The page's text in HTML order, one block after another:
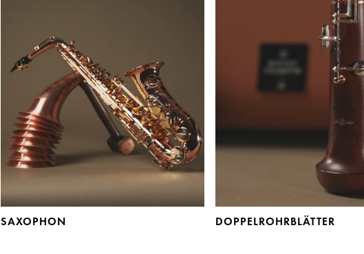
SAXOPHON DOPPELROHRBLÄTTER